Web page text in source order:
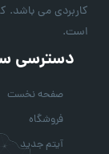
دسترسی
صفحه نخست
فروشگاه
آیتم جدید
کاربردی می
است.